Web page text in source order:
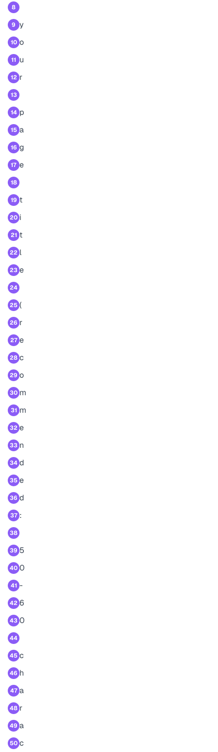
8
9 y
10 o
11 u
12 r
13
14 p
15 a
16 g
17 e
18
19 t
20 i
21 t
22 l
23 e
24
25 (
26 r
27 e
28 c
29 o
30 m
31 m
32 e
33 n
34 d
35 e
36 d
37 :
38
39 5
40 0
41 -
42 6
43 0
44
45 c
46 h
47 a
48 r
49 a
50 c